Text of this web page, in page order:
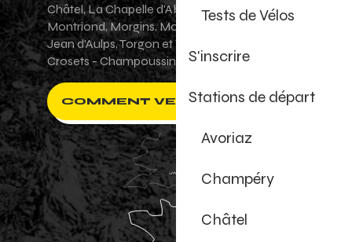
Tests de Vélos
S'inscrire
Stations de départ
Avoriaz
Champéry
Châtel
Châtel, La Chapelle d'Abondance, Les Gets,
Montriond, Morgins, Morzine-Avoriaz, Saint-
Jean d'Aulps, Torgon et Val-d'Illiez - Les
Crosets - Champoussin.
COMMENT VENIR ?